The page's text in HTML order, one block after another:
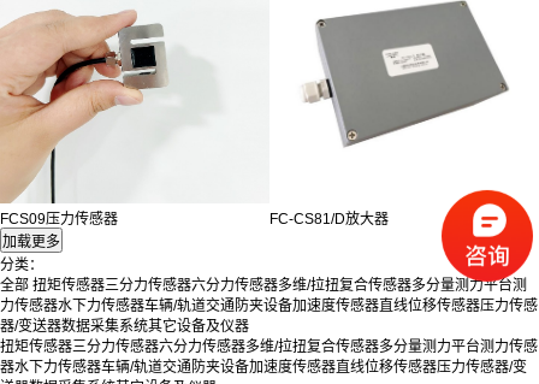
FCS09压力传感器 FC-CS81/D放大器
分类：
全部 扭矩传感器三分力传感器六分力传感器多维/拉扭复合传感器多分量测力平台测
力传感器水下力传感器车辆/轨道交通防夹设备加速度传感器直线位移传感器压力传感
器/变送器数据采集系统其它设备及仪器
扭矩传感器三分力传感器六分力传感器多维/拉扭复合传感器多分量测力平台测力传感
器水下力传感器车辆/轨道交通防夹设备加速度传感器直线位移传感器压力传感器/变